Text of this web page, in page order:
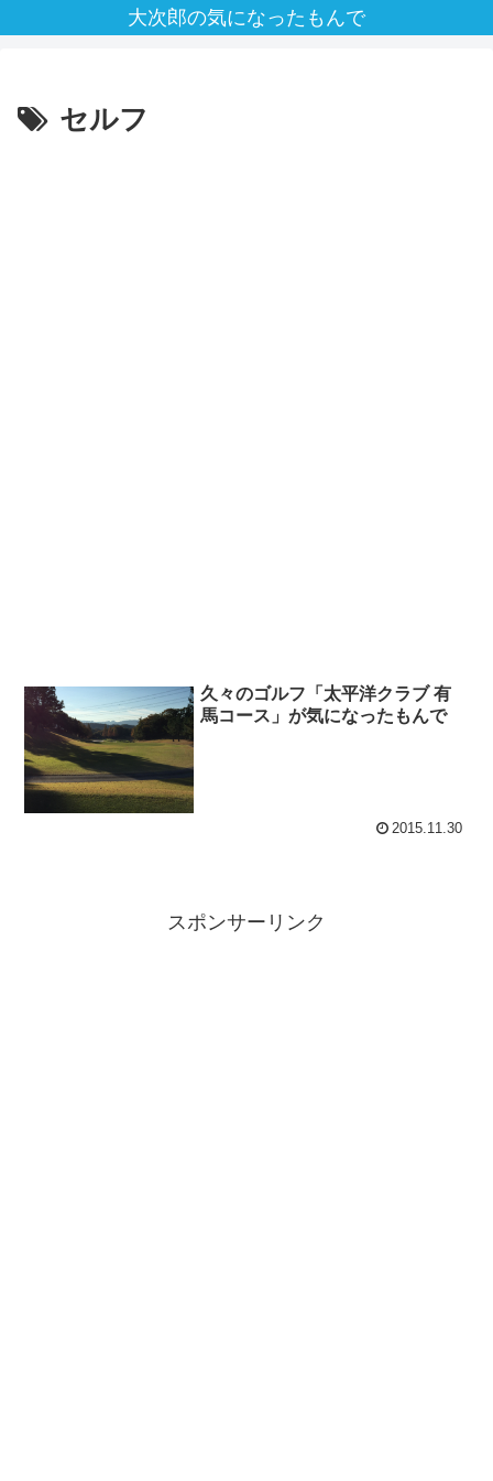
大次郎の気になったもんで
セルフ
久々のゴルフ「太平洋クラブ 有
馬コース」が気になったもんで
2015.11.30
スポンサーリンク